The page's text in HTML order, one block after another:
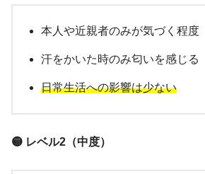
本人や近親者のみが気づく程度
汗をかいた時のみ匂いを感じる
日常生活への影響は少ない
🟡 レベル2（中度）